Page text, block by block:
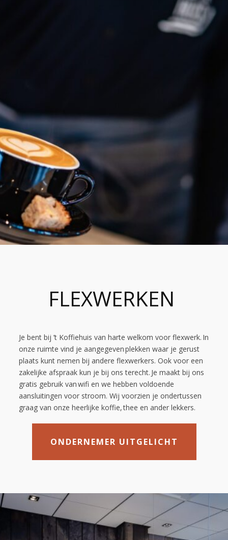
FLEXWERKEN
Je bent bij ’t Koffiehuis van harte welkom voor flexwerk. In
onze ruimte vind je aangegeven plekken waar je gerust
plaats kunt nemen bij andereflexwerkers. Ook voor een
zakelijke afspraak kun je bij ons terecht. Je maakt bij ons
gratis gebruik van wifi en we hebben voldoende
aansluitingen voor stroom. Wij voorzien je ondertussen
graag van onze heerlijke koffie, thee en ander lekkers.
ONDERNEMER UITGELICHT